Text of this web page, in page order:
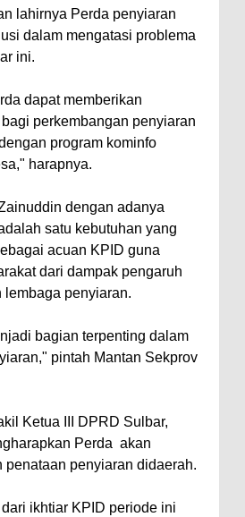
lahirnya Perda penyiaran
dalam mengatasi problema
ini.
dapat memberikan
perkembangan penyiaran
program kominfo
harapnya.
dengan adanya
satu kebutuhan yang
acuan KPID guna
dari dampak pengaruh
lembaga penyiaran.
bagian terpenting dalam
pintah Mantan Sekprov
Ketua III DPRD Sulbar,
Perda akan
penataan penyiaran didaerah.
ikhtiar KPID periode ini